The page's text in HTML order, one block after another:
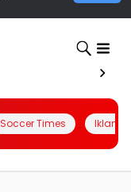
Soccer Times Iklanin